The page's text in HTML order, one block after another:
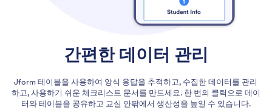
간편한 데이터 관리
Jform 테이블을 사용하여 양식 응답을 추적하고, 수집한 데이터를 관리
하고, 사용하기 쉬운 체크리스트 문서를 만드세요. 한 번의 클릭으로 데이
터와 테이블을 공유하고 교실 안팎에서 생산성을 높일 수 있습니다.